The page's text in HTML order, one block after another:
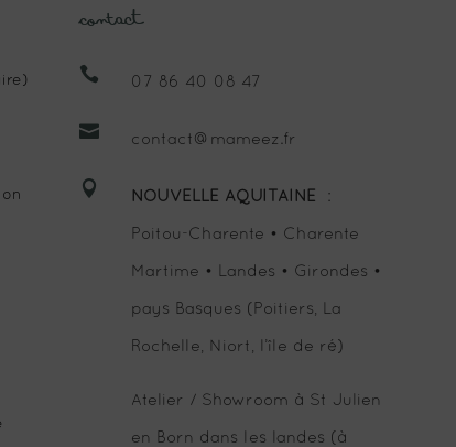
Contact
 07 86 40 08 47
 contact@mameez.fr
 NOUVELLE AQUITAINE :
Poitou-Charente • Charente
Martime • Landes • Girondes •
pays Basques (Poitiers, La
Rochelle, Niort, l’île de ré)
Atelier / Showroom à St Julien
en Born dans les landes (à